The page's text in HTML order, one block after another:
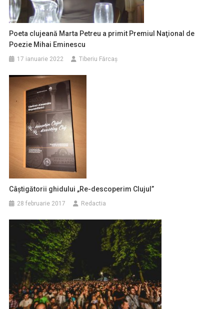
Poeta clujeană Marta Petreu a primit Premiul Naţional de
Poezie Mihai Eminescu
17 ianuarie 2022 Tiberiu Fărcaş
Câștigătorii ghidului „Re-descoperim Clujul”
28 februarie 2017 Redactia